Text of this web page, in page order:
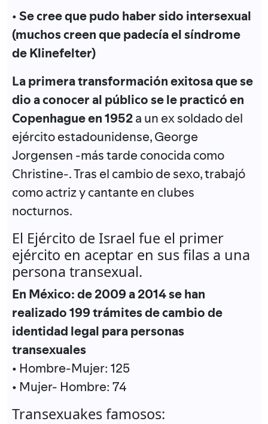
• Se cree que pudo haber sido intersexual
(muchos creen que padecía el síndrome
de Klinefelter)
La primera transformación exitosa que se
dio a conocer al público se le practicó en
Copenhague en 1952a un ex soldado del
ejército estadounidense, George
Jorgensen -más tarde conocida como
Christine-. Tras el cambio de sexo, trabajó
como actriz y cantante en clubes
nocturnos.
El Ejército de Israel fue el primer
ejército en aceptar en sus filas a una
persona transexual.
En México: de 2009 a 2014 se han
realizado 199 trámites de cambio de
identidad legal para personas
transexuales
• Hombre-Mujer: 125
• Mujer- Hombre: 74
Transexuakes famosos: